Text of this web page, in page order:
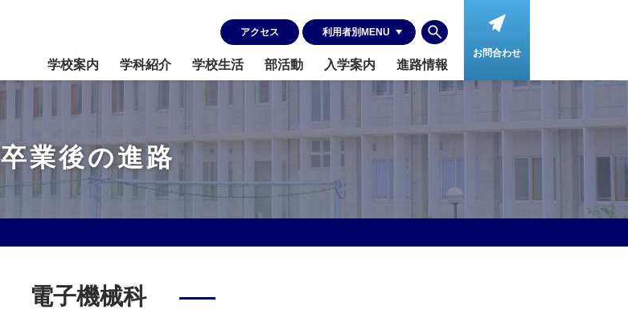
アクセス 利⽤者別MENU
学校案内 学科紹介 学校生活 部活動 入学案内 進路情報
お問合わせ
卒業後の進路
電子機械科